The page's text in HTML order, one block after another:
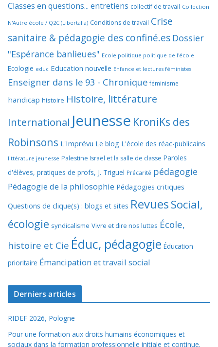
Classes en questions... entretiens collectif de travail Collection
N'Autre école / Q2C (Libertalia) Conditions de travail Crise
sanitaire & pédagogie des confiné.es Dossier
"Espérance banlieues" Ecole politique politique de l'école
Ecologie educ Education nouvelle Enfance et lectures féministes
Enseigner dans le 93 - Chronique féminisme
handicap histoire Histoire, littérature
International Jeunesse KroniKs des
Robinsons L'Imprévu Le blog L'école des réac-publicains
littérature jeunesse Palestine Israël et la salle de classe Paroles
d'élèves, pratiques de profs, J. Triguel Précarité pédagogie
Pédagogie de la philosophie Pédagogies critiques
Questions de clique(s) : blogs et sites RevuesSocial,
écologie syndicalisme Vivre et dire nos luttes École,
histoire et Cie Éduc, pédagogie Éducation
prioritaire Émancipation et travail social
Derniers articles
RIDEF 2026, Pologne
Pour une formation aux droits humains économiques et
sociaux dans la formation professionnelle initiale et continue.